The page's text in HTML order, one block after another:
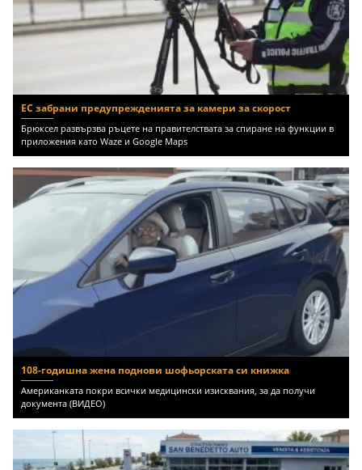
ЕС забрани предупрежденията за камери за скорост
Брюксел развързва ръцете на правителствата за спиране на функции в
приложения като Waze и Google Maps
108-годишна жена поднови шофьорската си книжка
Американката покри всички медицински изисквания, за да получи
документа (ВИДЕО)